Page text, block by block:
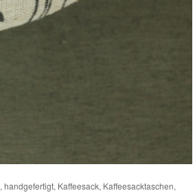
, handgefertigt, Kaffeesack, Kaffeesacktaschen,